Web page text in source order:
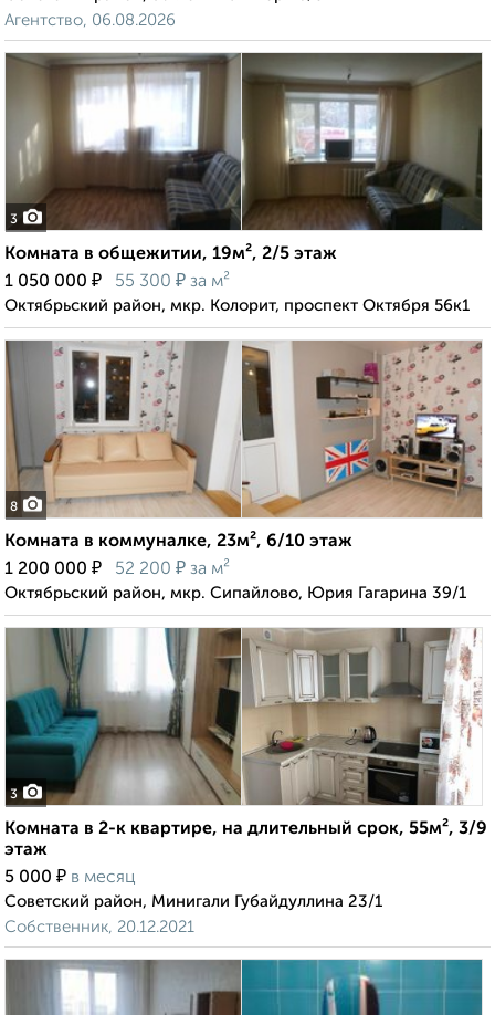
Агентство, 06.08.2026
3
Комната в общежитии, 19м², 2/5 этаж
1 050 000 ₽ 55 300 ₽ за м²
Октябрьский район, мкр. Колорит, проспект Октября 56к1
8
Комната в коммуналке, 23м², 6/10 этаж
1 200 000 ₽ 52 200 ₽ за м²
Октябрьский район, мкр. Сипайлово, Юрия Гагарина 39/1
3
Комната в 2-к квартире, на длительный срок, 55м², 3/9
этаж
5 000 ₽ в месяц
Советский район, Минигали Губайдуллина 23/1
Собственник, 20.12.2021